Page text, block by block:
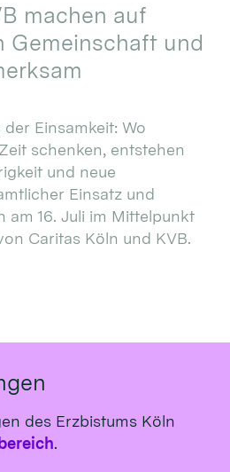
machen auf
Gemeinschaft und
Einsamkeit: Wo
schenken, entstehen
und neue
Einsatz und
am 16. Juli im Mittelpunkt
Caritas Köln und KVB.
des Erzbistums Köln
.